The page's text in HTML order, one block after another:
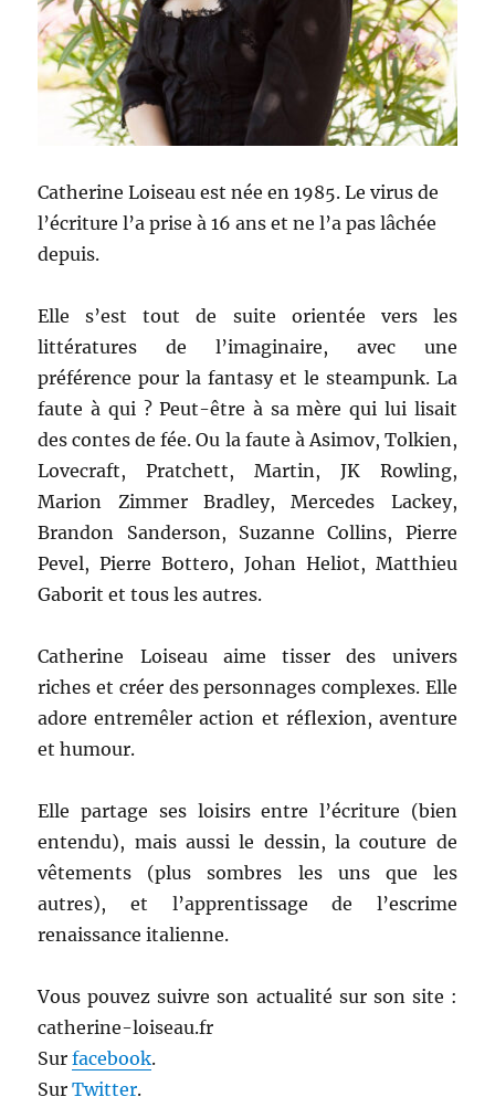
Catherine Loiseau est née en 1985. Le virus de
l’écriture l’a prise à 16 ans et ne l’a pas lâchée
depuis.
Elle s’est tout de suite orientée vers les
littératures de l’imaginaire, avec une
préférence pour la fantasy et le steampunk. La
faute à qui ? Peut-être à sa mère qui lui lisait
des contes de fée. Ou la faute à Asimov, Tolkien,
Lovecraft, Pratchett, Martin, JK Rowling,
Marion Zimmer Bradley, Mercedes Lackey,
Brandon Sanderson, Suzanne Collins, Pierre
Pevel, Pierre Bottero, Johan Heliot, Matthieu
Gaborit et tous les autres.
Catherine Loiseau aime tisser des univers
riches et créer des personnages complexes. Elle
adore entremêler action et réflexion, aventure
et humour.
Elle partage ses loisirs entre l’écriture (bien
entendu), mais aussi le dessin, la couture de
vêtements (plus sombres les uns que les
autres), et l’apprentissage de l’escrime
renaissance italienne.
Vous pouvez suivre son actualité sur son site :
catherine-loiseau.fr
Surfacebook.
SurTwitter.